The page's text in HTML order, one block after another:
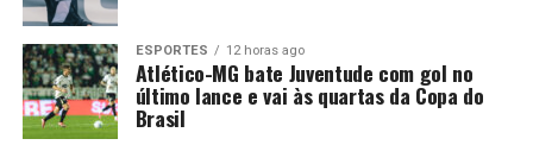
ESPORTES 12 horas ago
Atlético-MG bate Juventude com gol no
último lance e vai às quartas da Copa do
Brasil